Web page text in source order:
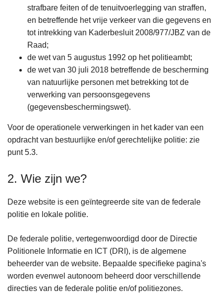
strafbare feiten of de tenuitvoerlegging van straffen,
en betreffende het vrije verkeer van die gegevens en
tot intrekking van Kaderbesluit 2008/977/JBZ van de
Raad;
de wet van 5 augustus 1992 op het politieambt;
de wet van 30 juli 2018 betreffende de bescherming
van natuurlijke personen met betrekking tot de
verwerking van persoonsgegevens
(gegevensbeschermingswet).
Voor de operationele verwerkingen in het kader van een
opdracht van bestuurlijke en/of gerechtelijke politie: zie
punt 5.3.
2. Wie zijn we?
Deze website is een geïntegreerde site van de federale
politie en lokale politie.
De federale politie, vertegenwoordigd door de Directie
Politionele Informatie en ICT (DRI), is de algemene
beheerder van de website. Bepaalde specifieke pagina's
worden evenwel autonoom beheerd door verschillende
directies van de federale politie en/of politiezones.